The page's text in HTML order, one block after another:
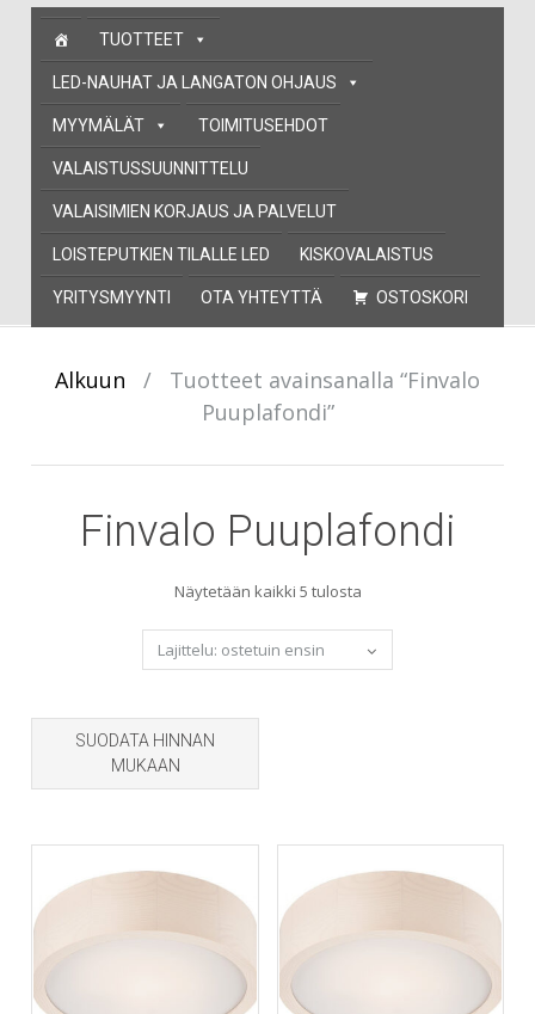
Skip
content
TUOTTEET
LED-NAUHAT JA LANGATON OHJAUS
MYYMÄLÄT TOIMITUSEHDOT
VALAISTUSSUUNNITTELU
VALAISIMIEN KORJAUS JA PALVELUT
LOISTEPUTKIEN TILALLE LED KISKOVALAISTUS
YRITYSMYYNTI OTA YHTEYTTÄ OSTOSKORI
Alkuun /
Tuotteet avainsanalla “Finvalo
Puuplafondi”
Finvalo Puuplafondi
Näytetään kaikki 5 tulostaSorted
by
popularity
SUODATA HINNAN
MUKAAN